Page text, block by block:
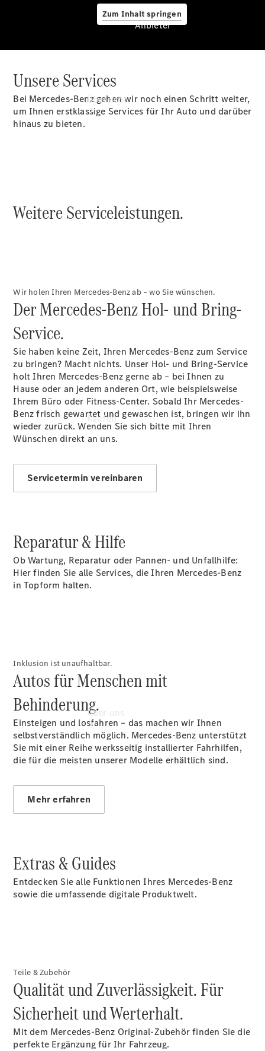
Zum Inhalt springen
Anbieter
Übersicht
Ansprechpartner
finden
1880
Kaufen
Sterne -
elektrisch
Hauptuntersuchung:
Rundum entspannt
zur Plakette.
Über uns
Unternehmensinformationen
Karriere
Anbieter
Unsere Services
Bei Mercedes-Benz gehen wir noch einen Schritt weiter,
um Ihnen erstklassige Services für Ihr Auto und darüber
hinaus zu bieten.
Weitere Serviceleistungen.
Wir holen Ihren Mercedes-Benz ab – wo Sie wünschen.
Der Mercedes-Benz Hol- und Bring-
Service.
Sie haben keine Zeit, Ihren Mercedes-Benz zum Service
zu bringen? Macht nichts. Unser Hol- und Bring-Service
holt Ihren Mercedes-Benz gerne ab – bei Ihnen zu
Hause oder an jedem anderen Ort, wie beispielsweise
Ihrem Büro oder Fitness-Center. Sobald Ihr Mercedes-
Benz frisch gewartet und gewaschen ist, bringen wir ihn
wieder zurück. Wenden Sie sich bitte mit Ihren
Wünschen direkt an uns.
Servicetermin vereinbaren
Reparatur & Hilfe
Ob Wartung, Reparatur oder Pannen- und Unfallhilfe:
Hier finden Sie alle Services, die Ihren Mercedes-Benz
in Topform halten.
Inklusion ist unaufhaltbar.
Autos für Menschen mit
Behinderung.
Einsteigen und losfahren – das machen wir Ihnen
selbstverständlich möglich. Mercedes-Benz unterstützt
Sie mit einer Reihe werksseitig installierter Fahrhilfen,
die für die meisten unserer Modelle erhältlich sind.
Mehr erfahren
Extras & Guides
Entdecken Sie alle Funktionen Ihres Mercedes-Benz
sowie die umfassende digitale Produktwelt.
Teile & Zubehör
Qualität und Zuverlässigkeit. Für
Sicherheit und Werterhalt.
Mit dem Mercedes-Benz Original-Zubehör finden Sie die
perfekte Ergänzung für Ihr Fahrzeug.